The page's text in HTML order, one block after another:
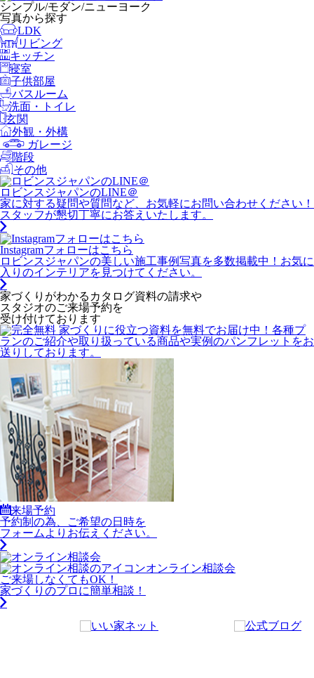
シンプル/モダン/ニューヨーク
写真から探す
LDK
リビング
キッチン
寝室
子供部屋
バスルーム
洗面・トイレ
玄関
外観・外構
ガレージ
階段
その他
ロビンスジャパンのLINE＠
家に対する疑問や質問など、お気軽にお問い合わせください！
スタッフが懇切丁寧にお答えいたします。
Instagramフォローはこちら
ロビンスジャパンの美しい施工事例写真を多数掲載中！お気に
入りのインテリアを見つけてください。
家づくりがわかる カタログ資料の請求や
スタジオのご来場予約を
受け付けております
来場予約
予約制の為、ご希望の日時を
フォームよりお伝えください。
オンライン相談会
ご来場しなくてもOK！
家づくりのプロに簡単相談！